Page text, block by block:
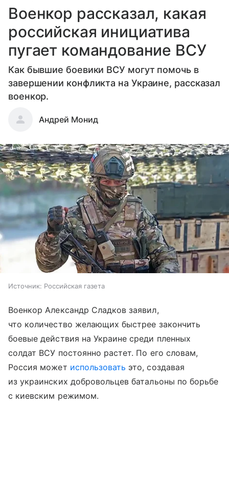
Военкор рассказал, какая
российская инициатива
пугает командование ВСУ
Как бывшие боевики ВСУ могут помочь в
завершении конфликта на Украине, рассказал
военкор.
Андрей Монид
Источник: Российская газета
Военкор Александр Сладков заявил,
что количество желающих быстрее закончить
боевые действия на Украине среди пленных
солдат ВСУ постоянно растет. По его словам,
Россия может использовать это, создавая
из украинских добровольцев батальоны по борьбе
с киевским режимом.